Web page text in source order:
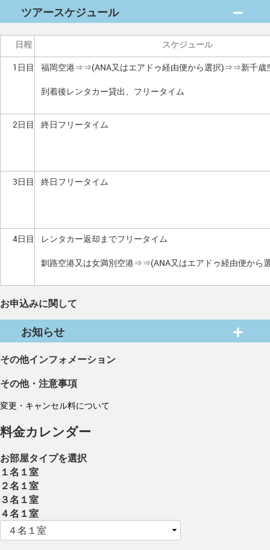
ツアースケジュール
日程
スケジュール
1日目
福岡空港⇒⇒(ANA又はエアドゥ経由便から選択)⇒⇒新千歳
到着後レンタカー貸出、フリータイム
2日目 終日フリータイム
3日目 終日フリータイム
4日目 レンタカー返却までフリータイム
釧路空港又は女満別空港⇒⇒(ANA又はエアドゥ経由便か
お申込みに関して
お知らせ
その他インフォメーション
その他・注意事項
変更・キャンセル料について
料金カレンダー
お部屋タイプを選択
１名１室
２名１室
３名１室
４名１室